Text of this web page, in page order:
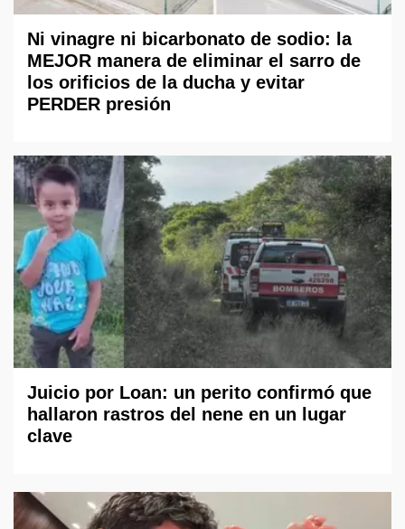
Ni vinagre ni bicarbonato de sodio: la
MEJOR manera de eliminar el sarro de
los orificios de la ducha y evitar
PERDER presión
Juicio por Loan: un perito confirmó que
hallaron rastros del nene en un lugar
clave